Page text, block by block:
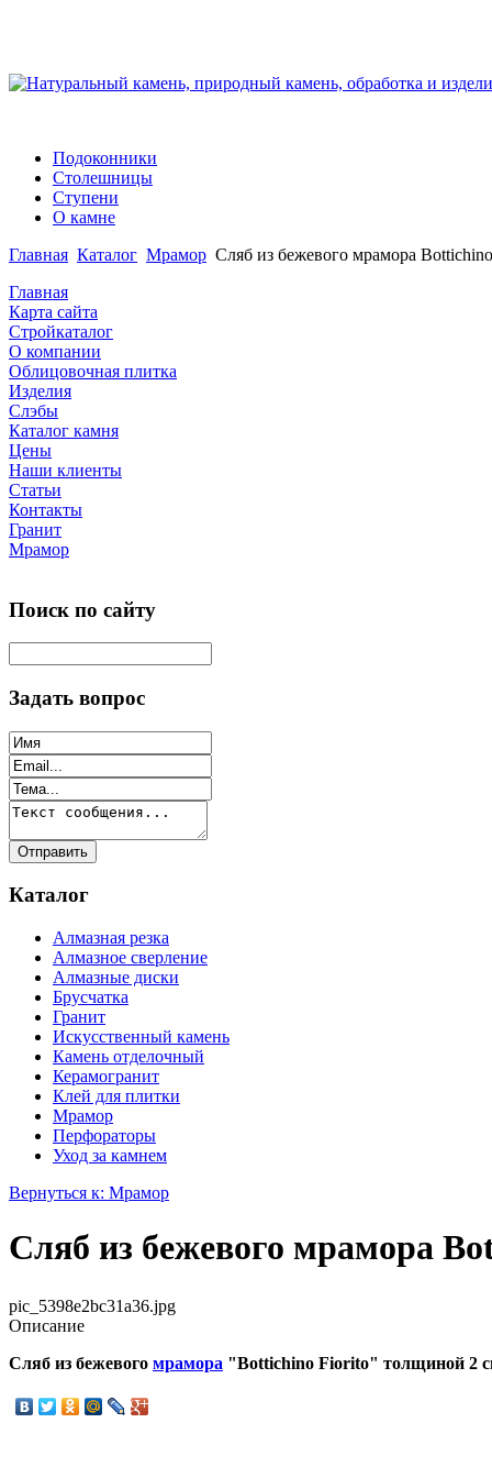
Подоконники
Столешницы
Ступени
О камне
Главная Каталог Мрамор Сляб из бежевого мрамора
Главная
Карта сайта
Стройкаталог
О компании
Облицовочная плитка
Изделия
Слэбы
Каталог камня
Цены
Наши клиенты
Статьи
Контакты
Гранит
Мрамор
Поиск по сайту
Задать вопрос
Каталог
Алмазная резка
Алмазное сверление
Алмазные диски
Брусчатка
Гранит
Искусственный камень
Камень отделочный
Керамогранит
Клей для плитки
Мрамор
Перфораторы
Уход за камнем
Вернуться к: Мрамор
Сляб из бежевого мрамора
pic_5398e2bc31a36.jpg
Описание
Сляб из бежевого мрамора "Bottichino Fiorito" толщиной 2